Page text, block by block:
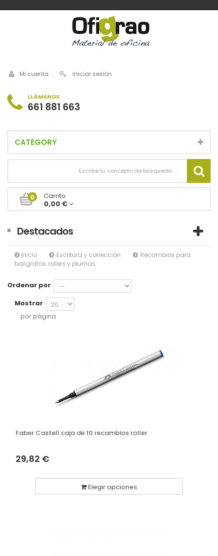
Mi cuenta Iniciar sesión
LLÁMANOS
661 881 663
CATEGORY
0 Carrito
0,00 €
Destacados
Inicio Escritura y corrección
Recambios para
bolígrafos, rollers y plumas
Ordenar por
Mostrar
por página
Faber Castell caja de 10 recambios roller
29,82 €
Elegir opciones